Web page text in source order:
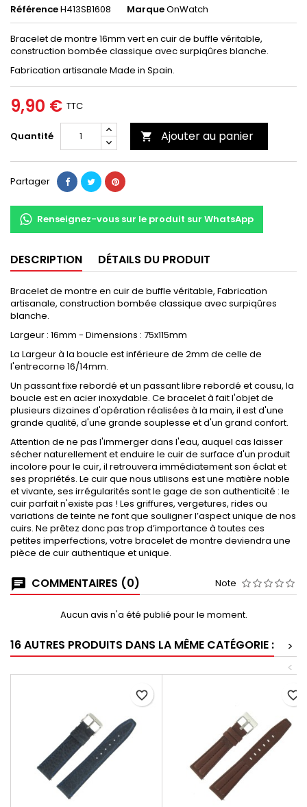
RéférenceH413SB1608 MarqueOnWatch
Bracelet de montre 16mm vert en cuir de buffle véritable,
construction bombée classique avec surpiqûres blanche.
Fabrication artisanale Made in Spain.
9,90 € TTC
Quantité  Ajouter au panier
Partager
Renseignez-vous sur le produit sur WhatsApp
DESCRIPTION DÉTAILS DU PRODUIT
Bracelet de montre en cuir de buffle véritable, Fabrication
artisanale, construction bombée classique avec surpiqûres
blanche.
Largeur : 16mm - Dimensions : 75x115mm
La Largeur à la boucle est inférieure de 2mm de celle de
l'entrecorne 16/14mm.
Un passant fixe rebordé et un passant libre rebordé et cousu, la
boucle est en acier inoxydable. Ce bracelet à fait l'objet de
plusieurs dizaines d'opération réalisées à la main, il est d'une
grande qualité, d'une grande souplesse et d'un grand confort.
Attention de ne pas l'immerger dans l'eau, auquel cas laisser
sécher naturellement et enduire le cuir de surface d'un produit
incolore pour le cuir, il retrouvera immédiatement son éclat et
ses propriétés. Le cuir que nous utilisons est une matière noble
et vivante, ses irrégularités sont le gage de son authenticité : le
cuir parfait n'existe pas ! Les griffures, vergetures, rides ou
variations de teinte ne font que souligner l’aspect unique de nos
cuirs. Ne prêtez donc pas trop d’importance à toutes ces
petites imperfections, votre bracelet de montre deviendra une
pièce de cuir authentique et unique.
COMMENTAIRES (0) Note
Aucun avis n'a été publié pour le moment.
16 AUTRES PRODUITS DANS LA MÊME CATÉGORIE :
>
<
favorite_border favorite_border